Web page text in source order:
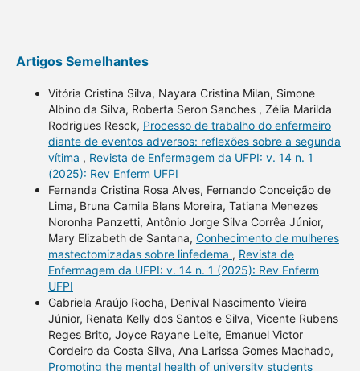
Artigos Semelhantes
Vitória Cristina Silva, Nayara Cristina Milan, Simone
Albino da Silva, Roberta Seron Sanches , Zélia Marilda
Rodrigues Resck, Processo de trabalho do enfermeiro
diante de eventos adversos: reflexões sobre a segunda
vítima , Revista de Enfermagem da UFPI: v. 14 n. 1
(2025): Rev Enferm UFPI
Fernanda Cristina Rosa Alves, Fernando Conceição de
Lima, Bruna Camila Blans Moreira, Tatiana Menezes
Noronha Panzetti, Antônio Jorge Silva Corrêa Júnior,
Mary Elizabeth de Santana, Conhecimento de mulheres
mastectomizadas sobre linfedema , Revista de
Enfermagem da UFPI: v. 14 n. 1 (2025): Rev Enferm
UFPI
Gabriela Araújo Rocha, Denival Nascimento Vieira
Júnior, Renata Kelly dos Santos e Silva, Vicente Rubens
Reges Brito, Joyce Rayane Leite, Emanuel Victor
Cordeiro da Costa Silva, Ana Larissa Gomes Machado,
Promoting the mental health of university students